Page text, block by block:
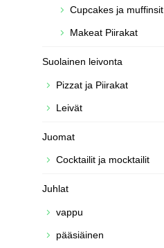
Cupcakes ja muffinsit
Makeat Piirakat
Suolainen leivonta
Pizzat ja Piirakat
Leivät
Juomat
Cocktailit ja mocktailit
Juhlat
vappu
pääsiäinen